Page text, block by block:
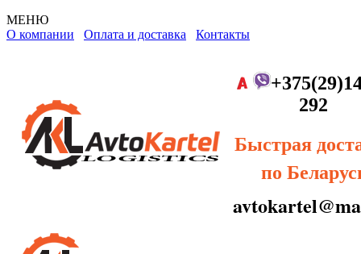
МЕНЮ
О компании Оплата и доставка Контакты
292
Быстрая
по